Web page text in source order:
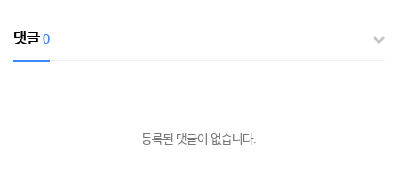
댓글0
등록된 댓글이 없습니다.